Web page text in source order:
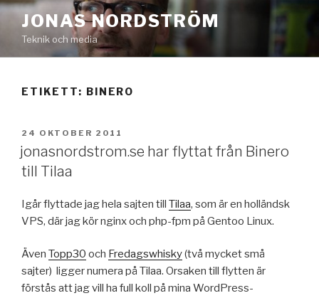
Hoppa
innehåll
JONAS NORDSTRÖM
Teknik och media
ETIKETT: BINERO
PUBLICERAT
24 OKTOBER 2011
jonasnordstrom.se har flyttat från Binero
till Tilaa
Igår flyttade jag hela sajten till Tilaa, som är en holländsk
VPS, där jag kör nginx och php-fpm på Gentoo Linux.
Även Topp30 och Fredagswhisky(två mycket små
sajter) ligger numera på Tilaa. Orsaken till flytten är
förstås att jag vill ha full koll på mina WordPress-